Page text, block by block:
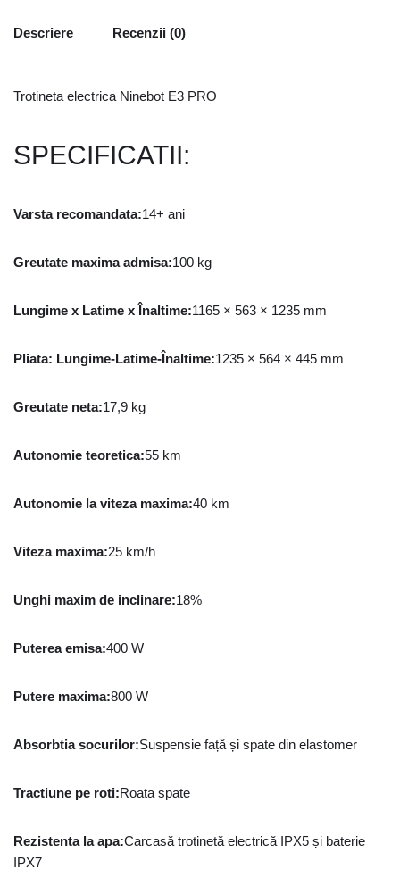
Descriere Recenzii (0)
Trotineta electrica Ninebot E3 PRO
SPECIFICATII:
Varsta recomandata:14+ ani
Greutate maxima admisa:100 kg
Lungime x Latime x Înaltime:1165 × 563 × 1235 mm
Pliata: Lungime-Latime-Înaltime:1235 × 564 × 445 mm
Greutate neta:17,9 kg
Autonomie teoretica:55 km
Autonomie la viteza maxima:40 km
Viteza maxima:25 km/h
Unghi maxim de inclinare:18%
Puterea emisa:400 W
Putere maxima:800 W
Absorbtia socurilor:Suspensie față și spate din elastomer
Tractiune pe roti:Roata spate
Rezistenta la apa:Carcasă trotinetă electrică IPX5 și baterie
IPX7